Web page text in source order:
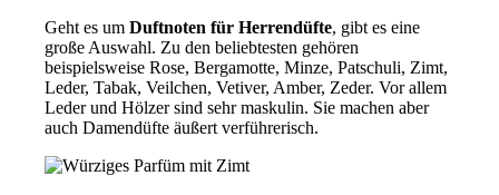
Geht es umDuftnoten für Herrendüfte, gibt es eine
große Auswahl. Zu den beliebtesten gehören
beispielsweise Rose, Bergamotte, Minze, Patschuli, Zimt,
Leder, Tabak, Veilchen, Vetiver, Amber, Zeder. Vor allem
Leder und Hölzer sind sehr maskulin. Sie machen aber
auch Damendüfte äußert verführerisch.